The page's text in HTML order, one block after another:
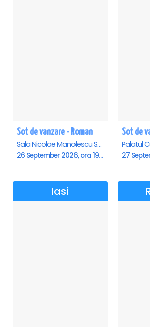
Sot de vanzare - Roman
Sala Nicolae Manolescu Strunga (Sala de festivitati a Primariei Roman), Roman
26 September 2026, ora 19:00
Sot de
Iasi